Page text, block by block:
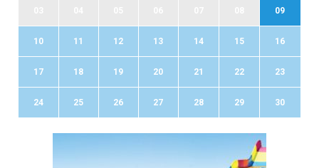
09
10 11 12 13 14 15 16
17 18 19 20 21 22 23
24 25 26 27 28 29 30